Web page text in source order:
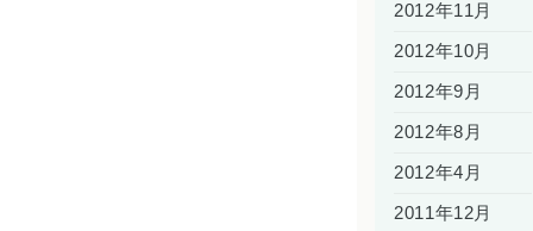
2012年11月
2012年10月
2012年9月
2012年8月
2012年4月
2011年12月